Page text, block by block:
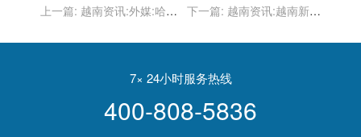
上一篇: 越南资讯:外媒:哈里
坡 重点关注南海
下一篇: 越南资讯:越南新增
苗的游客缩短隔离时间
7× 24小时服务热线
400-808-5836